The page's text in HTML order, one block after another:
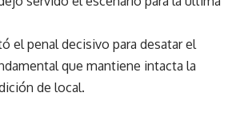
el penal decisivo para desatar el
que mantiene intacta la
de local.